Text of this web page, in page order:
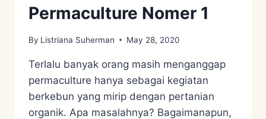
Permaculture Nomer 1
By Listriana Suherman May 28, 2020
Terlalu banyak orang masih menganggap
permaculture hanya sebagai kegiatan
berkebun yang mirip dengan pertanian
organik. Apa masalahnya? Bagaimanapun,